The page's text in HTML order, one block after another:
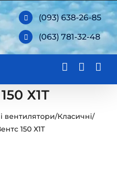
(093) 638-26-85
(063) 781-32-48
Х1Т
вентилятори/Класичні/
150 Х1Т